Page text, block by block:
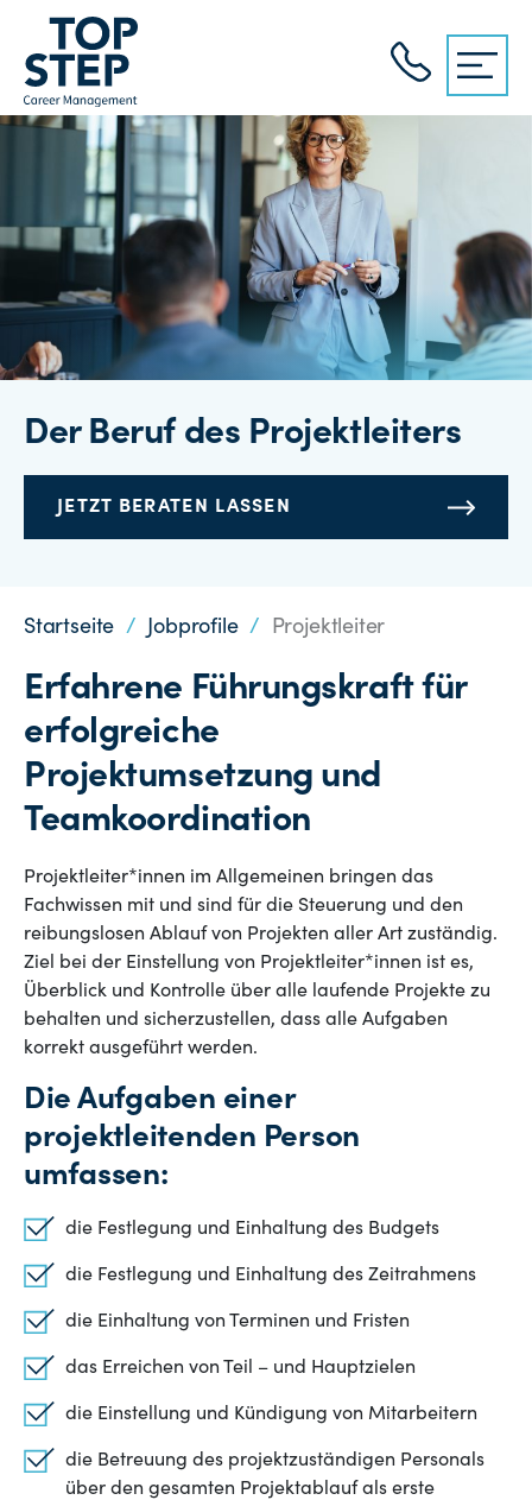
Der Beruf des Projektleiters
JETZT BERATEN LASSEN
Startseite / Jobprofile/ Projektleiter
Erfahrene Führungskraft für
erfolgreiche
Projektumsetzung und
Teamkoordination
Projektleiter*innen im Allgemeinen bringen das
Fachwissen mit und sind für die Steuerung und den
reibungslosen Ablauf von Projekten aller Art zuständig.
Ziel bei der Einstellung von Projektleiter*innen ist es,
Überblick und Kontrolle über alle laufende Projekte zu
behalten und sicherzustellen, dass alle Aufgaben
korrekt ausgeführt werden.
Die Aufgaben einer
projektleitenden Person
umfassen:
die Festlegung und Einhaltung des Budgets
die Festlegung und Einhaltung des Zeitrahmens
die Einhaltung von Terminen und Fristen
das Erreichen von Teil – und Hauptzielen
die Einstellung und Kündigung von Mitarbeitern
die Betreuung des projektzuständigen Personals
über den gesamten Projektablauf als erste